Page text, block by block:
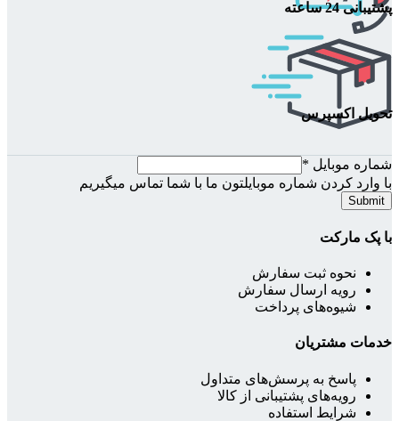
پشتیبانی 24 ساعته
تحویل اکسپرس
شماره موبایل *
با وارد کردن شماره موبایلتون ما با شما تماس میگیریم
Submit
با پک مارکت
نحوه ثبت سفارش
رویه ارسال سفارش
شیوه‌های پرداخت
خدمات مشتریان
پاسخ به پرسش‌های متداول
رویه‌های پشتیبانی از کالا
شرایط استفاده